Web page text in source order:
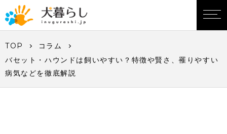
TOP
コラム
バセット・ハウンドは飼いやすい？特徴や賢さ、罹りやすい
病気などを徹底解説